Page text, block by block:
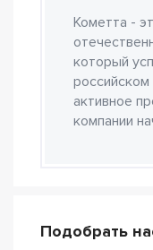
Кометта -
который
активное
компании
Подобрать